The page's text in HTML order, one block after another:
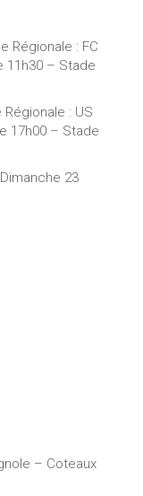
Régionale : FC
11h30 – Stade
: US
17h00 – Stade
23
– Coteaux